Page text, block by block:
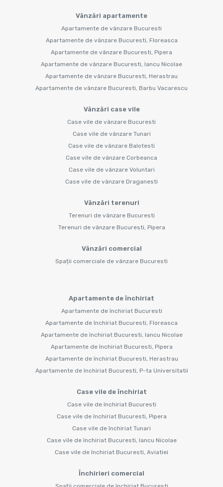
Vânzări apartamente
Apartamente de vânzare Bucuresti
Apartamente de vânzare Bucuresti, Floreasca
Apartamente de vânzare Bucuresti, Pipera
Apartamente de vânzare Bucuresti, Iancu Nicolae
Apartamente de vânzare Bucuresti, Herastrau
Apartamente de vânzare Bucuresti, Barbu Vacarescu
Vânzări case vile
Case vile de vânzare Bucuresti
Case vile de vânzare Tunari
Case vile de vânzare Balotesti
Case vile de vânzare Corbeanca
Case vile de vânzare Voluntari
Case vile de vânzare Draganesti
Vânzări terenuri
Terenuri de vânzare Bucuresti
Terenuri de vânzare Bucuresti, Pipera
Vânzări comercial
Spații comerciale de vânzare Bucuresti
Apartamente de închiriat
Apartamente de închiriat Bucuresti
Apartamente de închiriat Bucuresti, Floreasca
Apartamente de închiriat Bucuresti, Iancu Nicolae
Apartamente de închiriat Bucuresti, Pipera
Apartamente de închiriat Bucuresti, Herastrau
Apartamente de închiriat Bucuresti, P-ta Universitatii
Case vile de închiriat
Case vile de închiriat Bucuresti
Case vile de închiriat Bucuresti, Pipera
Case vile de închiriat Tunari
Case vile de închiriat Bucuresti, Iancu Nicolae
Case vile de închiriat Bucuresti, Aviatiei
Închirieri comercial